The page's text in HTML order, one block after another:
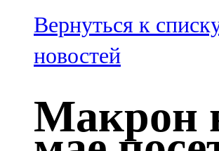
100,3 FM
Зәй
106,6 FM
Кадыбаш
105,2 FM
Вернуться к
новостей
Макрон